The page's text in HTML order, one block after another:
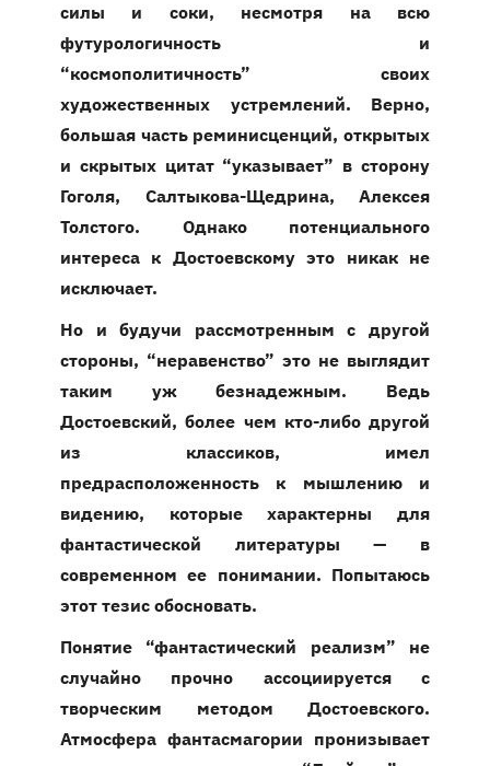
силы и соки, несмотря на всю
футурологичность и
“космополитичность” своих
художественных устремлений. Верно,
большая часть реминисценций, открытых
и скрытых цитат “указывает” в сторону
Гоголя, Салтыкова-Щедрина, Алексея
Толстого. Однако потенциального
интереса к Достоевскому это никак не
исключает.
Но и будучи рассмотренным с другой
стороны, “неравенство” это не выглядит
таким уж безнадежным. Ведь
Достоевский, более чем кто-либо другой
из классиков, имел
предрасположенность к мышлению и
видению, которые характерны для
фантастической литературы — в
современном ее понимании. Попытаюсь
этот тезис обосновать.
Понятие “фантастический реализм” не
случайно прочно ассоциируется с
творческим методом Достоевского.
Атмосфера фантасмагории пронизывает